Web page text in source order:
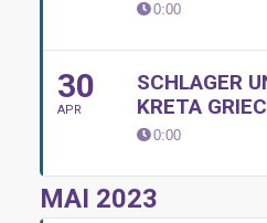
0:00
30
APR
SCHLAGER
KRETA
0:00
MAI 2023